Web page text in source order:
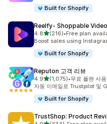
Built for Shopify
Reelfy‑ Shoppable
4.8별 5개 중
(216)
총 리뷰 216개
•Free plan
Boost sales using
Built for Shopify
Reputon 고객 리뷰
4.9별 5개 중
(1,075)
총 리뷰 1075개
•무료 플랜 사
자동 이메일로 Trustpilot 및
Built for Shopify
TrustShop: Product